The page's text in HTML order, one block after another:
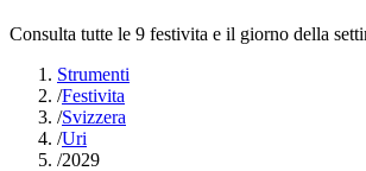
Consulta tutte le 9 festivita e il giorno della
Strumenti
/Festivita
/Svizzera
/Uri
/2029